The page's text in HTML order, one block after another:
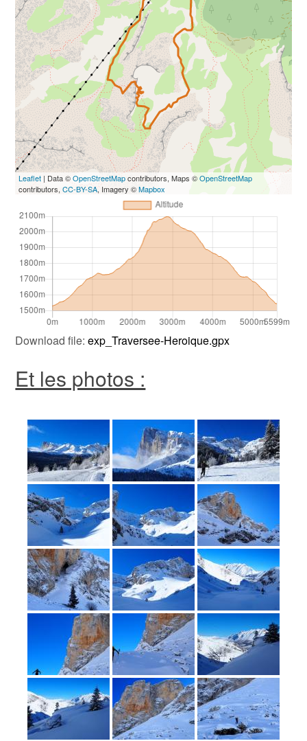
Leaflet | Data ©OpenStreetMapcontributors, Maps ©OpenStreetMap
contributors,CC-BY-SA, Imagery ©Mapbox
Download file:exp_Traversee-Heroique.gpx
Et les photos :